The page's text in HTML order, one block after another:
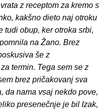
z receptom za kremo s
kakšno dieto naj otroku
tudi obup, ker otroka srbi,
na Žano. Brez
še z
termin. Tega sem se z
brez pričakovanj sva
da nama vsaj nekdo pove,
presenečnje je bil Izak,